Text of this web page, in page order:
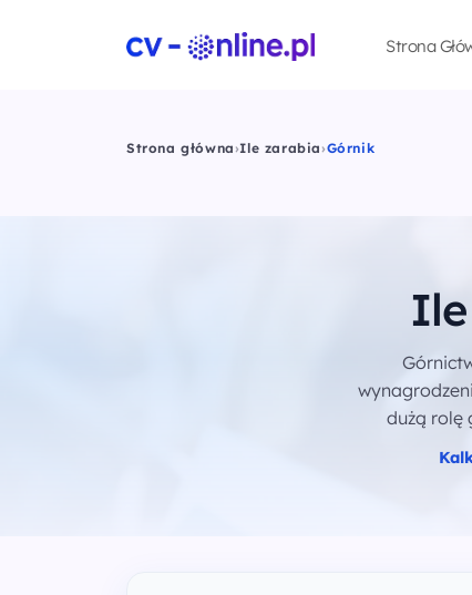
Strona
Strona główna›Ile zarabia›Górnik
dużą rolę